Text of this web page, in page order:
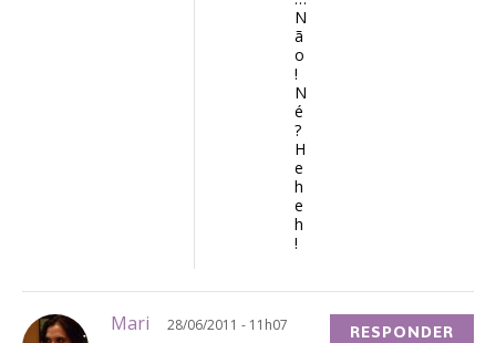
N
ã
o
!
N
é
?
H
e
h
e
h
!
Mari 28/06/2011 - 11h07 RESPONDER